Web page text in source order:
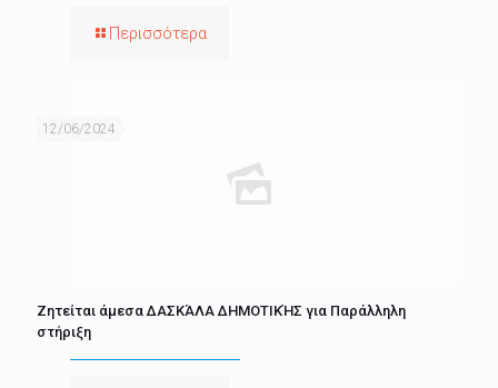
Περισσότερα
12/06/2024
Ζητείται άμεσα ΔΑΣΚΆΛΑ ΔΗΜΟΤΙΚΉΣ για Παράλληλη
στήριξη